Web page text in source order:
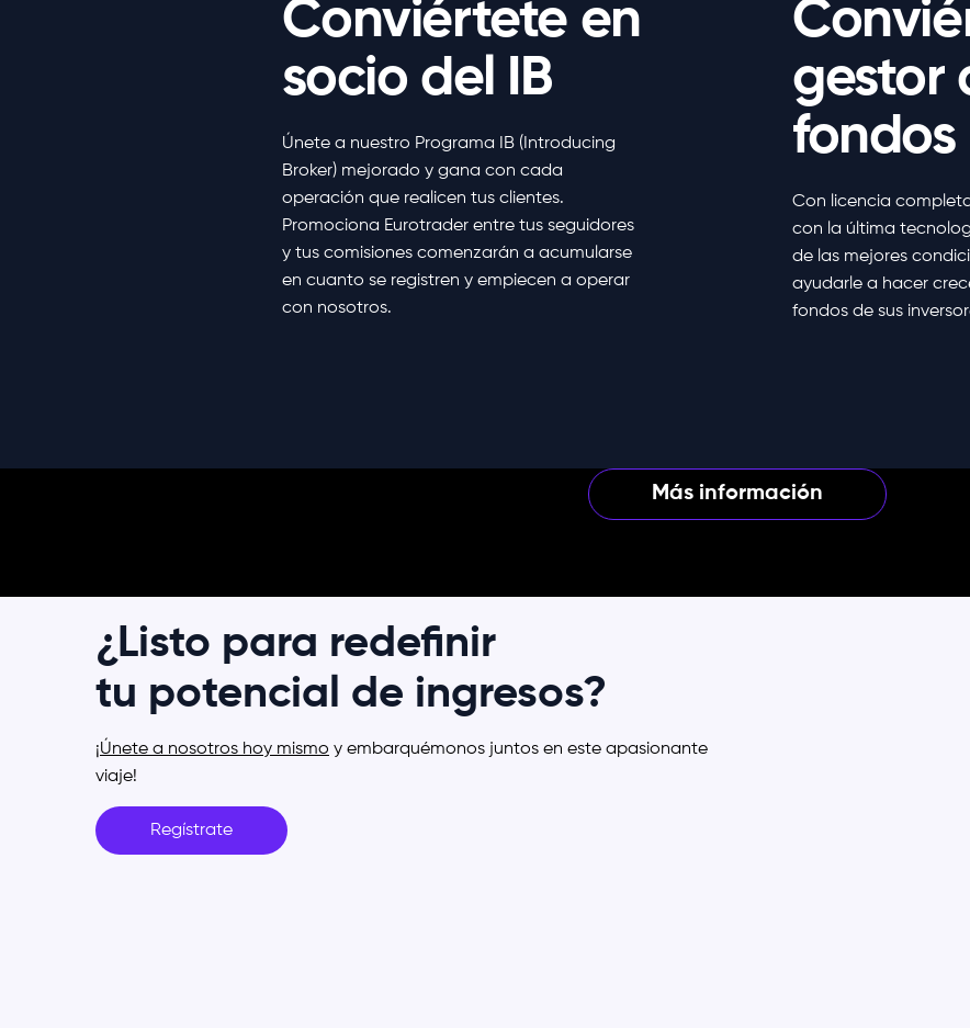
Conviértete en
socio del IB
Únete a nuestro Programa IB (Introducing
Broker) mejorado y gana con cada
operación que realicen tus clientes.
Promociona Eurotrader entre tus seguidores
y tus comisiones comenzarán a acumularse
en cuanto se registren y empiecen a operar
con nosotros.
gestor
fondos
Con licencia
con la última
de las mejores
ayudarle a hacer
fondos de sus
Más información
¿Listo para redefinir
tu potencial de ingresos?
¡Únete a nosotros hoy mismo y embarquémonos juntos en este apasionante
viaje!
Regístrate